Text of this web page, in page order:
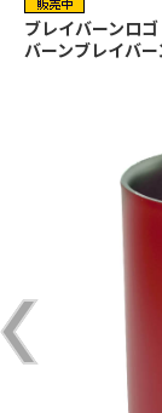
ブレイバーンロ
バーンブレイバー